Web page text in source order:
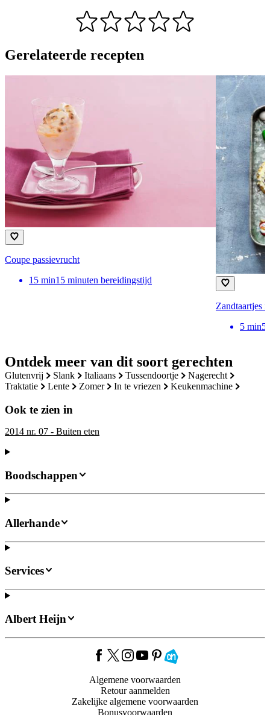
Ontdek meer van dit soort gerechten
glutenvrij slank italiaans tussendoortje
nagerecht
traktatie
lente zomer in te vriezen keukenmachine
Ook te zien in
2014 nr. 07 - Buiten eten
Gerelateerde recepten
Coupe passievrucht
15 min15 minuten bereidingstijd
Zandtaartjes
5 min5
Boodschappen
Allerhande
Services
Albert Heijn
Algemene voorwaarden
Retour aanmelden
Zakelijke algemene voorwaarden
Bonusvoorwaarden